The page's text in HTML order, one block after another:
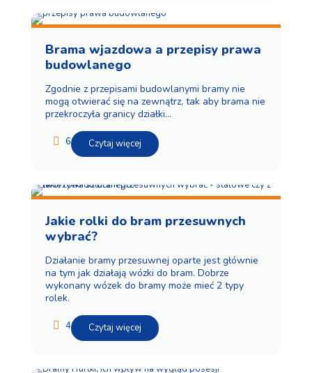
Brama wjazdowa a przepisy prawa
budowlanego
Zgodnie z przepisami budowlanymi bramy nie
mogą otwierać się na zewnątrz, tak aby brama nie
przekroczyła granicy działki...
6 Czytaj więcej
Jakie rolki do bram przesuwnych
wybrać?
Działanie bramy przesuwnej oparte jest głównie
na tym jak działają wózki do bram. Dobrze
wykonany wózek do bramy może mieć 2 typy
rolek.
4 Czytaj więcej